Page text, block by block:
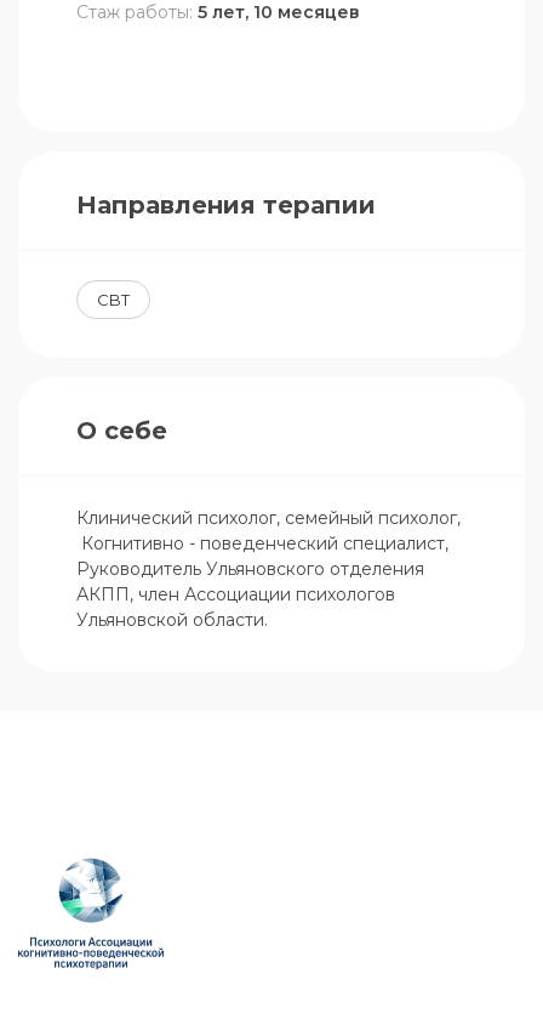
Стаж работы: 5 лет, 10 месяцев
Направления терапии
CBT
О себе
Клинический психолог, семейный психолог,
Когнитивно - поведенческий специалист,
Руководитель Ульяновского отделения
АКПП, член Ассоциации психологов
Ульяновской области.